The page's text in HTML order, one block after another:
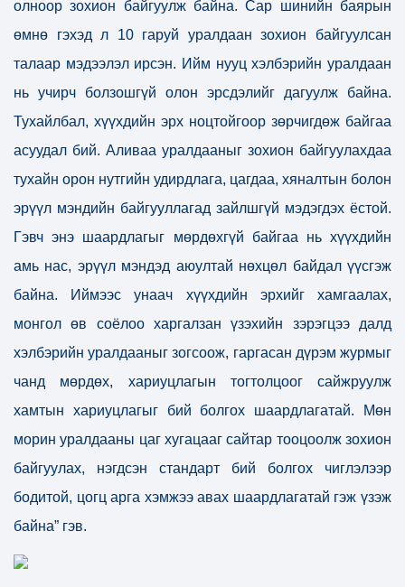
олноор зохион байгуулж байна. Сар шинийн баярын
өмнө гэхэд л 10 гаруй уралдаан зохион байгуулсан
талаар мэдээлэл ирсэн. Ийм нууц хэлбэрийн уралдаан
нь учирч болзошгүй олон эрсдэлийг дагуулж байна.
Тухайлбал, хүүхдийн эрх ноцтойгоор зөрчигдөж байгаа
асуудал бий. Аливаа уралдааныг зохион байгуулахдаа
тухайн орон нутгийн удирдлага, цагдаа, хяналтын болон
эрүүл мэндийн байгууллагад зайлшгүй мэдэгдэх ёстой.
Гэвч энэ шаардлагыг мөрдөхгүй байгаа нь хүүхдийн
амь нас, эрүүл мэндэд аюултай нөхцөл байдал үүсгэж
байна. Иймээс унаач хүүхдийн эрхийг хамгаалах,
монгол өв соёлоо харгалзан үзэхийн зэрэгцээ далд
хэлбэрийн уралдааныг зогсоож, гаргасан дүрэм журмыг
чанд мөрдөх, хариуцлагын тогтолцоог сайжруулж
хамтын хариуцлагыг бий болгох шаардлагатай. Мөн
морин уралдааны цаг хугацааг сайтар тооцоолж зохион
байгуулах, нэгдсэн стандарт бий болгох чиглэлээр
бодитой, цогц арга хэмжээ авах шаардлагатай гэж үзэж
байна” гэв.